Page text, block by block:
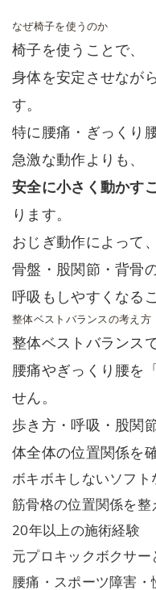
なぜ椅子を使うのか
椅子を使うことで、
身体を安定させなが
す。
特に腰痛・ぎっくり
急激な動作よりも、
安全に小さく動かす
ります。
おじぎ動作によって、
骨盤・股関節・背骨
呼吸もしやすくなる
整体ベストバランスの考え方
整体ベストバランスで
腰痛やぎっくり腰を
せん。
歩き方・呼吸・股関
体全体の位置関係を
ボキボキしないソフト
筋骨格の位置関係を整
20年以上の施術経験
元プロキックボクサ
腰痛・スポーツ障害